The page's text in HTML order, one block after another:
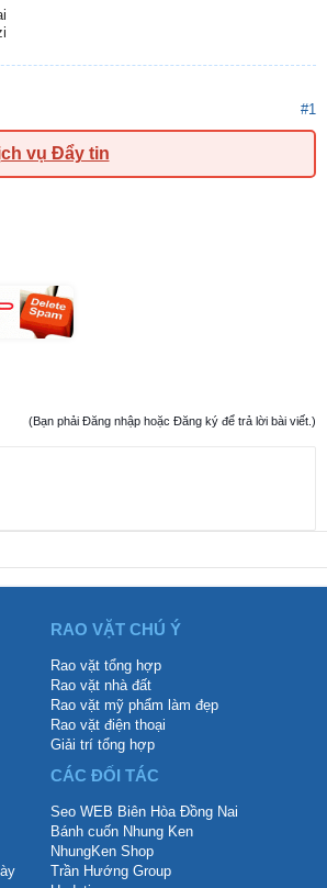
#1
vụ Đẩy tin
(Bạn phải Đăng nhập hoặc Đăng ký để trả lời bài viết.)
RAO VẶT CHÚ Ý
Rao vặt tổng hợp
Rao vặt nhà đất
Rao vặt mỹ phẩm làm đẹp
Rao vặt điện thoại
Giải trí tổng hợp
CÁC ĐỐI TÁC
Seo WEB Biên Hòa Đồng Nai
Bánh cuốn Nhung Ken
NhungKen Shop
Trần Hướng Group